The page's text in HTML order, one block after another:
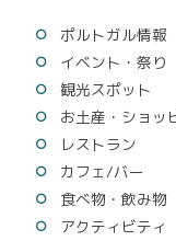
ポルトガル情報
イベント・祭り
観光スポット
お土産・ショッ
レストラン
カフェ/バー
食べ物・飲み物
アクティビティ